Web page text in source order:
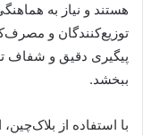
هستند و نیاز به
توزیع‌کنندگان و
پیگیری دقیق و شفاف
ببخشد.
با استفاده از